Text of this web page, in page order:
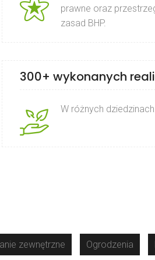
prawne oraz
zasad BHP.
300+ wykonanych
W różnych dziedzinach.
zewnętrzne Ogrodzenia